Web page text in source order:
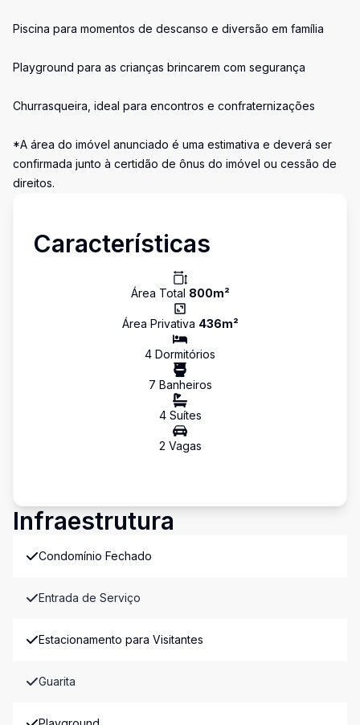
Piscina para momentos de descanso e diversão em família
Playground para as crianças brincarem com segurança
Churrasqueira, ideal para encontros e confraternizações
*A área do imóvel anunciado é uma estimativa e deverá ser
confirmada junto à certidão de ônus do imóvel ou cessão de
direitos.
Características
Área Total 800m²
Área Privativa 436m²
4 Dormitórios
7 Banheiros
4Suítes
2 Vagas
Infraestrutura
Condomínio Fechado
Entrada de Serviço
Estacionamento para Visitantes
Guarita